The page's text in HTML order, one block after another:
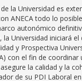
la Universidad es
ANECA todo lo
autonómico
la Universidad iniciará
y Prospectiva
con el fin de coordinar
la calidad y la
de su PDI Laboral